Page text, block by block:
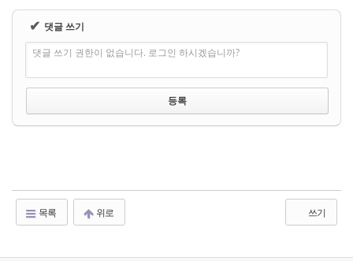
✔ 댓글 쓰기
댓글 쓰기 권한이 없습니다. 로그인 하시겠습니까?
목록 위로 쓰기